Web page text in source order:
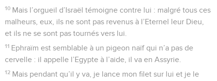
10 Mais l’orgueil d’Israël témoigne contre lui : malgré tous ces
malheurs, eux, ils ne sont pas revenus à l’Eternel leur Dieu,
et ils ne se sont pas tournés vers lui.
11 Ephraïm est semblable à un pigeon naïf qui n’a pas de
cervelle : il appelle l’Egypte à l’aide, il va en Assyrie.
12 Mais pendant qu’il y va, je lance mon filet sur lui et je le